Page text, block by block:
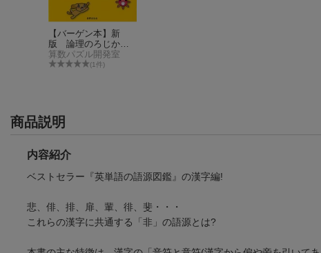
【バーゲン本】新
版 論理のろじか〜
る 小学1年〜小学6
年ー算数が好きにな
算数パズル開発室
(1件)
【バーゲン本】新
版 論理のろじか〜
商品説明
内容紹介
ベストセラー『英単語の語源図鑑』の漢字編!
悲、俳、排、扉、輩、徘、斐・・・
これらの漢字に共通する「非」の語源とは?